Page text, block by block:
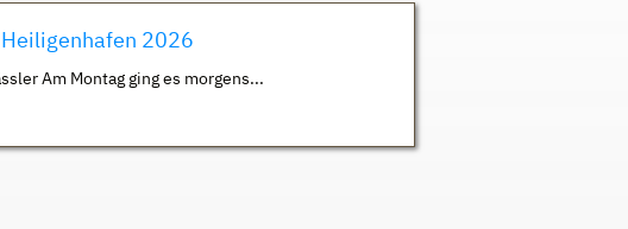
2026
Am Montag ging es morgens...